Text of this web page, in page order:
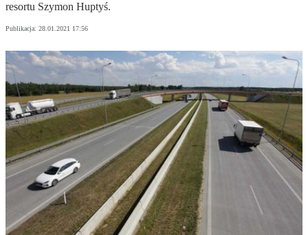
resortu Szymon Huptyś.
Publikacja: 28.01.2021 17:56